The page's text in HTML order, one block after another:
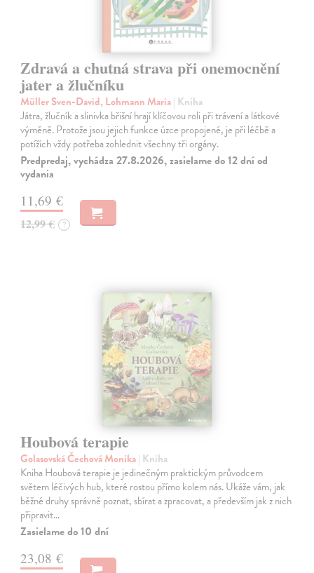
Zdravá a chutná strava při onemocnění
jater a žlučníku
Müller Sven-David, Lohmann Maria| Kniha
Játra, žlučník a slinivka břišní hrají klíčovou roli při trávení a látkové
výměně. Protože jsou jejich funkce úzce propojené, je při léčbě a
potížích vždy potřeba zohlednit všechny tři orgány.
Predpredaj, vychádza 27.8.2026, zasielame do 12 dní od
vydania
11,69 €
12,99 € ?
Houbová terapie
Golasovská Čechová Monika| Kniha
Kniha Houbová terapie je jedinečným praktickým průvodcem
světem léčivých hub, které rostou přímo kolem nás. Ukáže vám, jak
běžné druhy správně poznat, sbírat a zpracovat, a především jak z nich
připravit…
Zasielame do 10 dní
23,08 €